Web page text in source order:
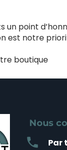
Nous
local_phone Par
un point
est notre
boutique